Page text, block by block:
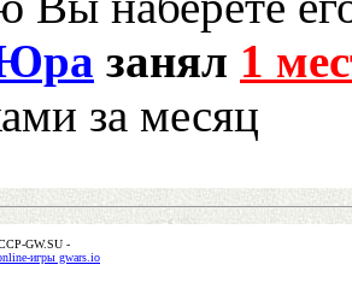
Юра занял 1
за месяц
GW.SU -
игры gwars.io